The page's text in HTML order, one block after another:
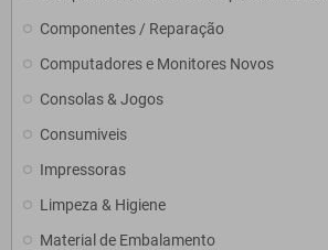
Componentes / Reparação
Computadores e Monitores Novos
Consolas & Jogos
Consumiveis
Impressoras
Limpeza & Higiene
Material de Embalamento